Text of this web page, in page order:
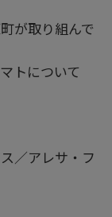
が取り組んで
トについて
／アレサ・フ